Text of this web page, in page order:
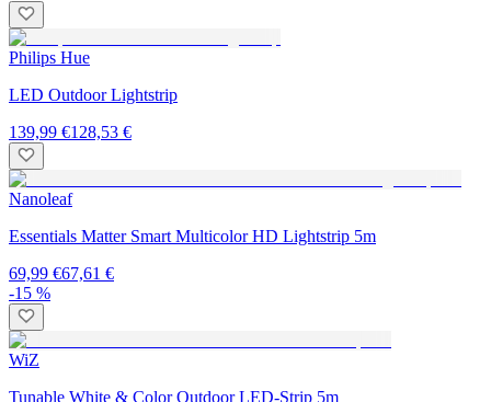
Philips Hue
LED Outdoor Lightstrip
139,99 €128,53 €
Nanoleaf
Essentials Matter Smart Multicolor HD Lightstrip 5m
69,99 €67,61 €
-15 %
WiZ
Tunable White & Color Outdoor LED-Strip 5m